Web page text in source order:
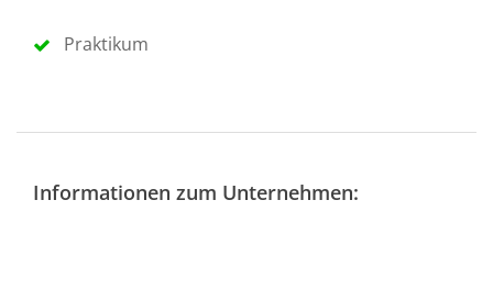
Praktikum
Informationen zum Unternehmen: